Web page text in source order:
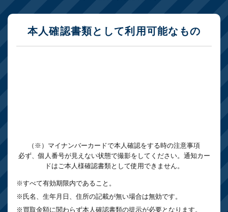
本人確認書類として利用可能なもの
（※）マイナンバーカードで本人確認をする時の注意事項
必ず、個人番号が見えない状態で撮影をしてください。通知カー
ドはご本人様確認書類として使用できません。
※すべて有効期限内であること。
※氏名、生年月日、住所の記載が無い場合は無効です。
※買取金額に関わらず本人確認書類の提示が必要となります。